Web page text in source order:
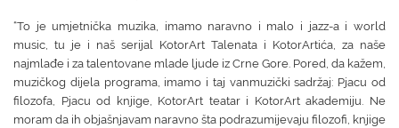
“To je umjetnička muzika, imamo naravno i malo i jazz-a i world
music, tu je i naš serijal KotorArt Talenata i KotorArtića, za naše
najmlađe i za talentovane mlade ljude iz Crne Gore. Pored, da kažem,
muzičkog dijela programa, imamo i taj vanmuzički sadržaj: Pjacu od
filozofa, Pjacu od knjige, KotorArt teatar i KotorArt akademiju. Ne
moram da ih objašnjavam naravno šta podrazumijevaju filozofi, knjige